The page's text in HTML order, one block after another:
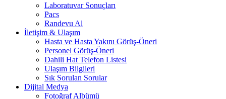
Laboratuvar Sonuçları
Pacs
Randevu Al
İletişim & Ulaşım
Hasta ve Hasta Yakını Görüş-Öneri
Personel Görüş-Öneri
Dahili Hat Telefon Listesi
Ulaşım Bilgileri
Sık Sorulan Sorular
Dijital Medya
Fotoğraf Albümü